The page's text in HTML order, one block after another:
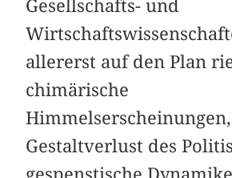
Gesellschafts- und
allererst auf den Plan
chimärische
Gestaltverlust des